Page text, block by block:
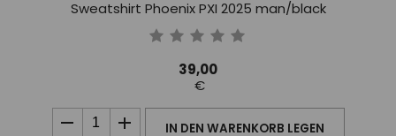
Sweatshirt Phoenix PXI 2025 man/black
39,00
€
IN DEN WARENKORB LEGEN